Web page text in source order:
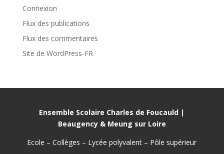
Connexion
Flux des publications
Flux des commentaires
Site de WordPress-FR
Ensemble Scolaire Charles de Foucauld |
Beaugency & Meung sur Loire
Ecole – Collèges – Lycée polyvalent – Pôle supérieur